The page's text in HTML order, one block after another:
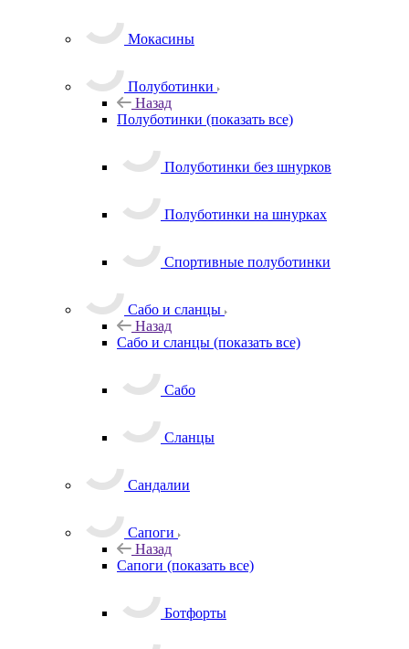
Мокасины
Полуботинки
Назад
Полуботинки (показать все)
Полуботинки без шнурков
Полуботинки на шнурках
Спортивные полуботинки
Сабо и сланцы
Назад
Сабо и сланцы (показать все)
Сабо
Сланцы
Сандалии
Сапоги
Назад
Сапоги (показать все)
Ботфорты